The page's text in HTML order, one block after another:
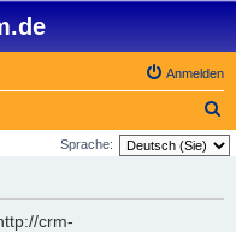
Anmelden
u
Sprache:
crm-